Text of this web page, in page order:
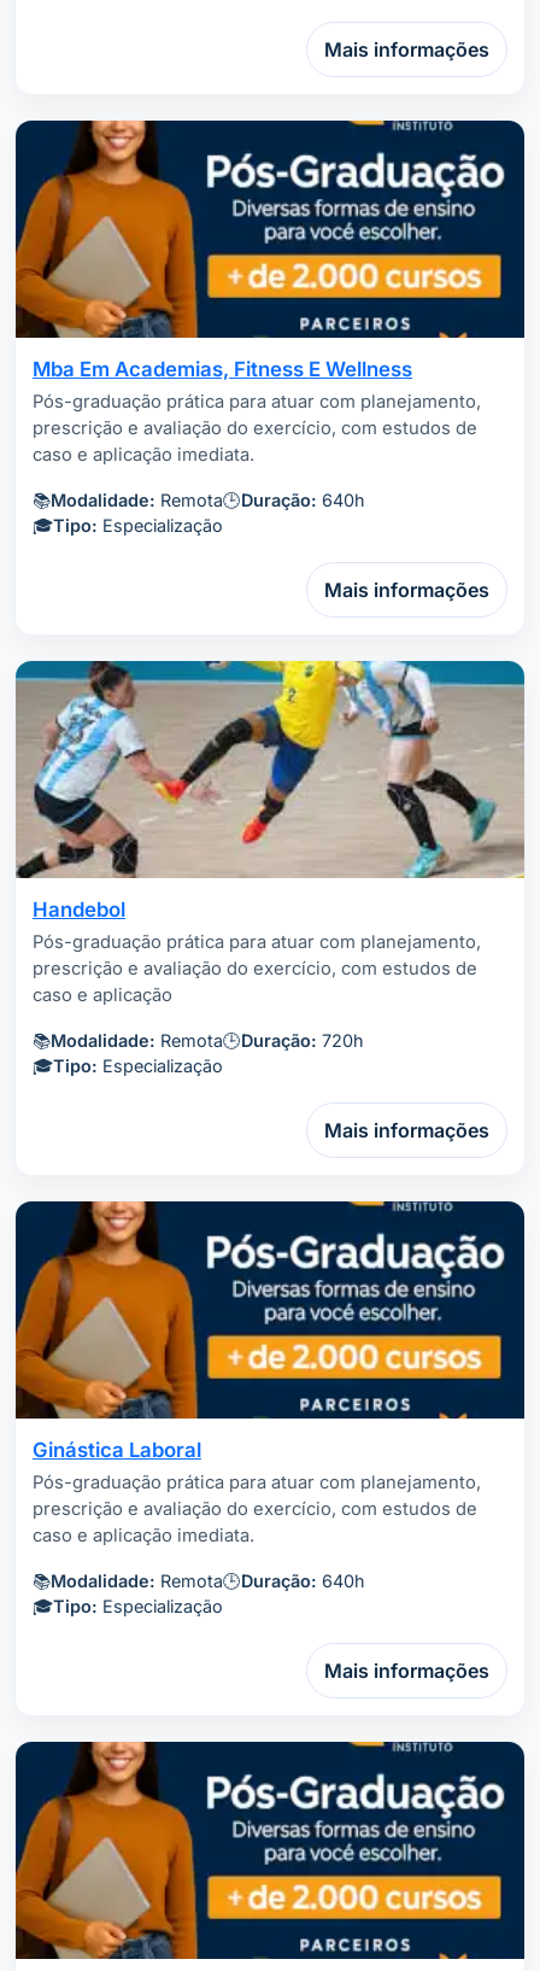
Mais informações
Mba Em Academias, Fitness E Wellness
Pós-graduação prática para atuar com planejamento,
prescrição e avaliação do exercício, com estudos de
caso e aplicação imediata.
📚Modalidade: Remota🕒Duração: 640h
🎓Tipo: Especialização
Mais informações
Handebol
Pós-graduação prática para atuar com planejamento,
prescrição e avaliação do exercício, com estudos de
caso e aplicação
📚Modalidade: Remota🕒Duração: 720h
🎓Tipo: Especialização
Mais informações
Ginástica Laboral
Pós-graduação prática para atuar com planejamento,
prescrição e avaliação do exercício, com estudos de
caso e aplicação imediata.
📚Modalidade: Remota🕒Duração: 640h
🎓Tipo: Especialização
Mais informações